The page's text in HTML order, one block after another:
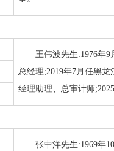
王伟波先生:1976年
总经理;2019年7月任黑
经理助理、总审计师
张中洋先生:1969年